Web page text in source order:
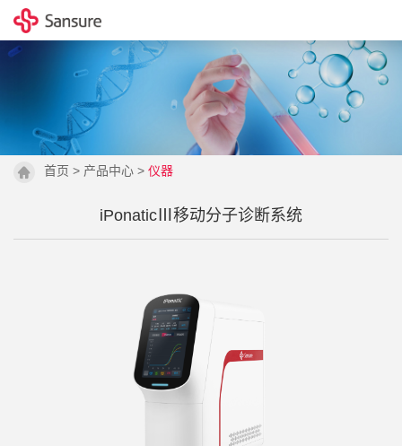
首页 > 产品中心 > 仪器
iPonaticⅢ移动分子诊断系统